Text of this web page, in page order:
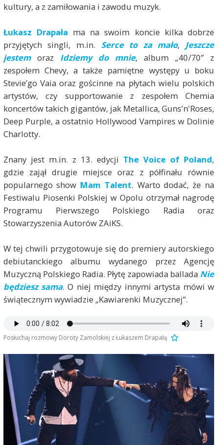
kultury, a z zamiłowania i zawodu muzyk.
Łukasz Drapała ma na swoim koncie kilka dobrze
przyjętych singli, m.in. Serce to za mało, Jeszcze
jestemoraz Idziemy do mnie, album „40/70” z
zespołem Chevy, a także pamiętne występy u boku
Stevie’go Vaia oraz gościnne na płytach wielu polskich
artystów, czy supportowanie z zespołem Chemia
koncertów takich gigantów, jak Metallica, Guns'n'Roses,
Deep Purple, a ostatnio Hollywood Vampires w Dolinie
Charlotty.
Znany jest m.in. z 13. edycji The Voice of Poland,
gdzie zajął drugie miejsce oraz z półfinału równie
popularnego show Mam Talent. Warto dodać, że na
Festiwalu Piosenki Polskiej w Opolu otrzymał nagrodę
Programu Pierwszego Polskiego Radia oraz
Stowarzyszenia Autorów ZAiKS.
W tej chwili przygotowuje się do premiery autorskiego
debiutanckiego albumu wydanego przez Agencję
Muzyczną Polskiego Radia. Płytę zapowiada ballada Nie
będziesz sama. O niej między innymi artysta mówi w
świątecznym wywiadzie „Kawiarenki Muzycznej”.
Posłuchaj rozmowy Doroty Zamolskiej z Łukaszem Drapałą